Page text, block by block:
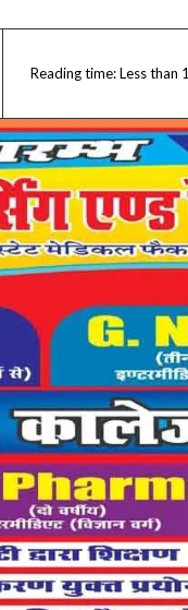
Reading time:Less than 1